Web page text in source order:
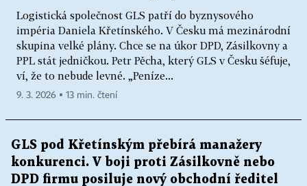
Logistická společnost GLS patří do byznysového
impéria Daniela Křetínského. V Česku má mezinárodní
skupina velké plány. Chce se na úkor DPD, Zásilkovny a
PPL stát jedničkou. Petr Pěcha, který GLS v Česku šéfuje,
ví, že to nebude levné. „Peníze...
9. 3. 2026 ▪ 13 min. čtení
GLS pod Křetínským přebírá manažery
konkurenci. V boji proti Zásilkovně nebo
DPD firmu posiluje nový obchodní ředitel